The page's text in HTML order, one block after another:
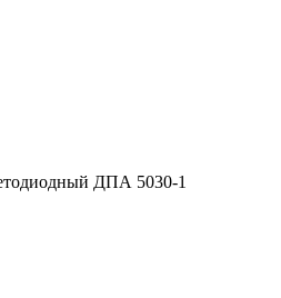
ДПА 5030-1